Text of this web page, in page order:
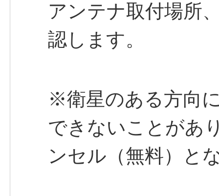
アンテナ取付場所
認します。
※衛星のある方向
できないことがあ
ンセル（無料）と